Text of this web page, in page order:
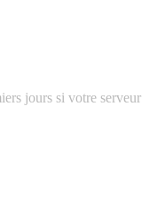
jours si votre serveur